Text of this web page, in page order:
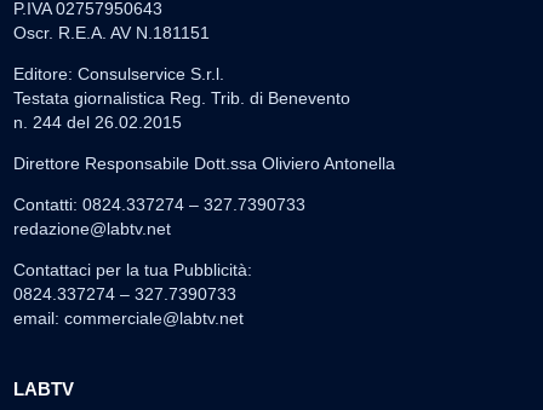
P.IVA 02757950643
Oscr. R.E.A. AV N.181151
Editore: Consulservice S.r.l.
Testata giornalistica Reg. Trib. di Benevento
n. 244 del 26.02.2015
Direttore Responsabile Dott.ssa Oliviero Antonella
Contatti: 0824.337274 – 327.7390733
redazione@labtv.net
Contattaci per la tua Pubblicità:
0824.337274 – 327.7390733
email: commerciale@labtv.net
LABTV